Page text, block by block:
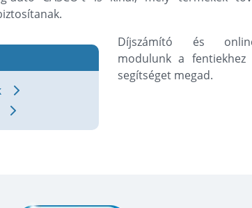
Díjszámító és
modulunk a fentiekhez
segítséget megad.